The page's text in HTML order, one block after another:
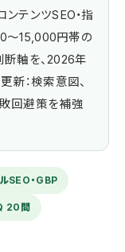
ンテンツSEO・指
〜15,000円帯の
軸を、2026年
新：検索意図、
回避策を補強
SEO・GBP
20問